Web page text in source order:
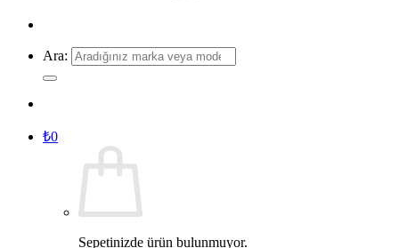
Ara:
₺0
Sepetinizde ürün bulunmuyor.